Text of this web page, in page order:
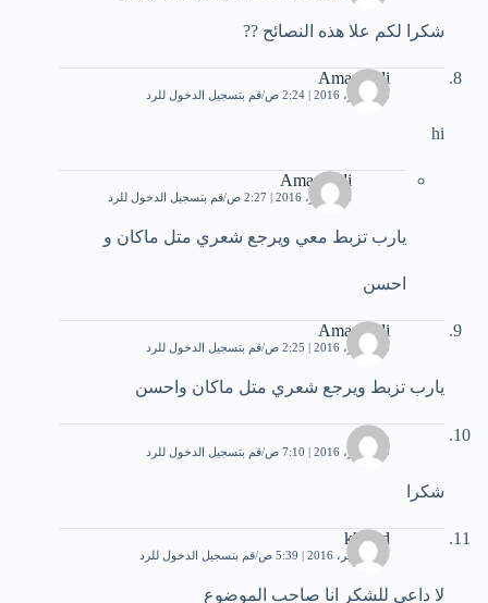
شكرا لكم علا هذه النصائح ??
Amani Ali
6 سبتمبر، 2016 | 2:24 ص قم بتسجيل الدخول للرد
hi
Amani Ali
6 سبتمبر، 2016 | 2:27 ص قم بتسجيل الدخول للرد
يارب تزبط معي ويرجع شعري متل ماكان و
احسن
Amani Ali
6 سبتمبر، 2016 | 2:25 ص قم بتسجيل الدخول للرد
يارب تزبط ويرجع شعري متل ماكان واحسن
مقالة
9 سبتمبر، 2016 | 7:10 ص قم بتسجيل الدخول للرد
شكرا
khaled
27 سبتمبر، 2016 | 5:39 ص قم بتسجيل الدخول للرد
لا داعى للشكر انا صاحب الموضوع